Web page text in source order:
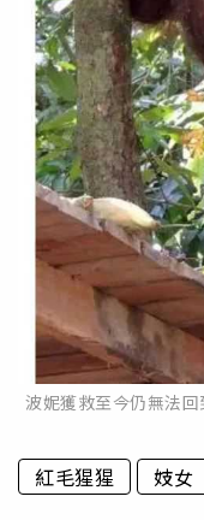
波妮獲救至今仍無法
紅毛猩猩 妓女